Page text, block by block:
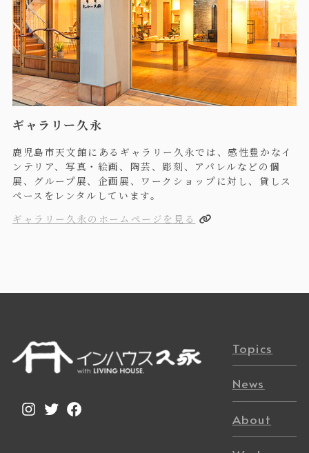
ギャラリー久永
鹿児島市天文館にあるギャラリー久永では、感性豊かなイ
ンテリア、写真・絵画、陶芸、彫刻、アパレルなどの個
展、グループ展、企画展、ワークショップに対し、貸しス
ペースをレンタルしています。
ギャラリー久永のホームページを見る
Instagram
TwitterFacebook
Topics
News
About